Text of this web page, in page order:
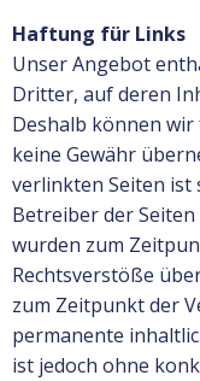
Haftung für Links
Unser Angebot
Dritter, auf deren
Deshalb können
keine Gewähr
verlinkten Seiten ist
Betreiber der
wurden zum
Rechtsverstöße
zum Zeitpunkt der
permanente
ist jedoch ohne